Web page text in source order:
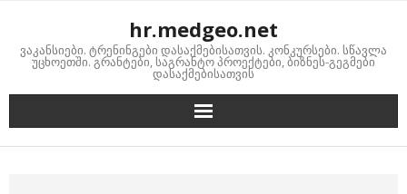
content
hr.medgeo.net
ვაკანსიები. ტრენინგები დასაქმებისათვის. კონკურსები. სწავლა
უცხოეთში. გრანტები, საგრანტო პროექტები, ბიზნეს-გეგმები
დასაქმებისათვის